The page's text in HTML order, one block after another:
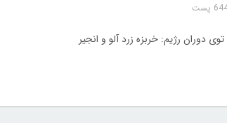
پست
دوران رژیم: خربزه زرد آلو و انجیر